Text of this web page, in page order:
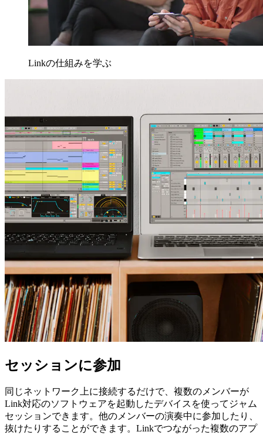
Linkの仕組みを学ぶ
セッションに参加
同じネットワーク上に接続するだけで、複数のメンバーが
Link対応のソフトウェアを起動したデバイスを使ってジャム
セッションできます。他のメンバーの演奏中に参加したり、
抜けたりすることができます。Linkでつながった複数のアプ